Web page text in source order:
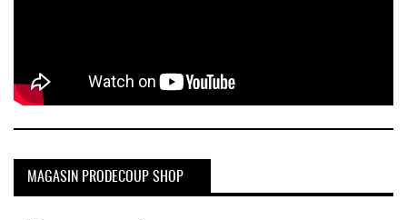
MAGASIN PRODECOUP SHOP